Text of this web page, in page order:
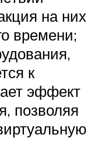
на них
времени;
к
эффект
позволяя